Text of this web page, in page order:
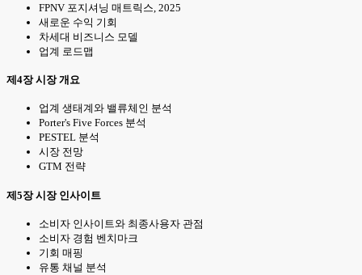
FPNV 포지셔닝 매트릭스, 2025
새로운 수익 기회
차세대 비즈니스 모델
업계 로드맵
제4장 시장 개요
업계 생태계와 밸류체인 분석
Porter's Five Forces 분석
PESTEL 분석
시장 전망
GTM 전략
제5장 시장 인사이트
소비자 인사이트와 최종사용자 관점
소비자 경험 벤치마크
기회 매핑
유통 채널 분석